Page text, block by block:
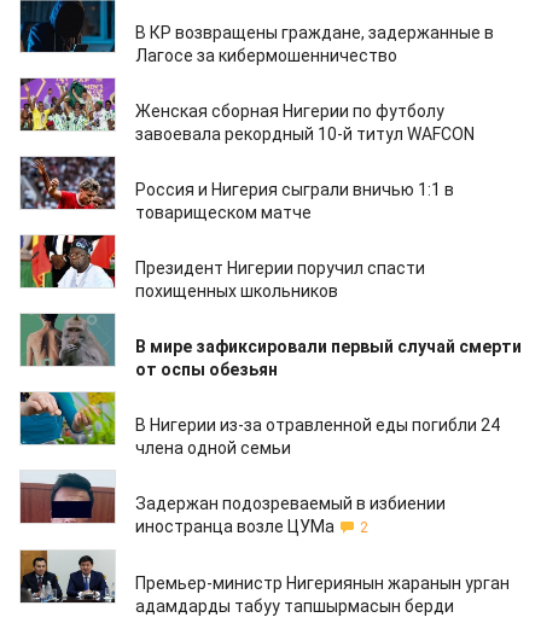
11.09.2025
В КР возвращены граждане, задержанные в
Лагосе за кибермошенничество
29.07.2025
Женская сборная Нигерии по футболу
завоевала рекордный 10-й титул WAFCON
09.06.2025
Россия и Нигерия сыграли вничью 1:1 в
товарищеском матче
09.03.2024
Президент Нигерии поручил спасти
похищенных школьников
31.05.2022
В мире зафиксировали первый случай смерти
от оспы обезьян
11.08.2021
В Нигерии из-за отравленной еды погибли 24
члена одной семьи
03.07.2019
Задержан подозреваемый в избиении
иностранца возле ЦУМа
2
03.07.2019
Премьер-министр Нигериянын жаранын урган
адамдарды табуу тапшырмасын берди